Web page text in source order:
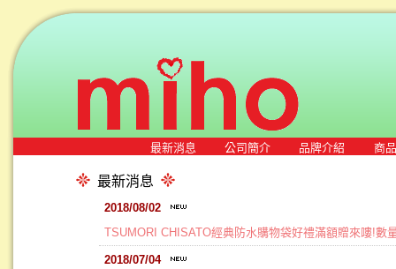
最新消息 公司簡介 品牌介紹 商
最新消息
2018/08/02
TSUMORI CHISATO經典防水購物袋好禮滿額贈來嘍!數
2018/07/04